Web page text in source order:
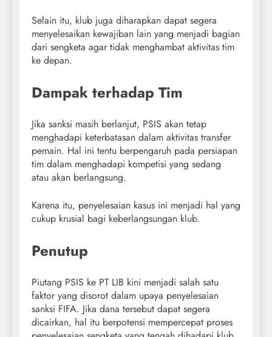
Selain itu, klub juga diharapkan dapat segera
menyelesaikan kewajiban lain yang menjadi bagian
dari sengketa agar tidak menghambat aktivitas tim
ke depan.
Dampak terhadap Tim
Jika sanksi masih berlanjut, PSIS akan tetap
menghadapi keterbatasan dalam aktivitas transfer
pemain. Hal ini tentu berpengaruh pada persiapan
tim dalam menghadapi kompetisi yang sedang
atau akan berlangsung.
Karena itu, penyelesaian kasus ini menjadi hal yang
cukup krusial bagi keberlangsungan klub.
Penutup
Piutang PSIS ke PT LIB kini menjadi salah satu
faktor yang disorot dalam upaya penyelesaian
sanksi FIFA. Jika dana tersebut dapat segera
dicairkan, hal itu berpotensi mempercepat proses